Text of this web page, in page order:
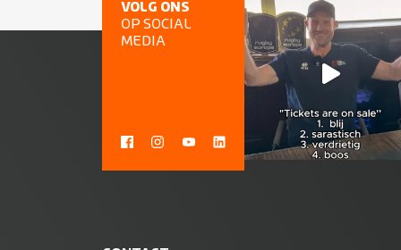
VOLG ONS
OP SOCIAL
MEDIA